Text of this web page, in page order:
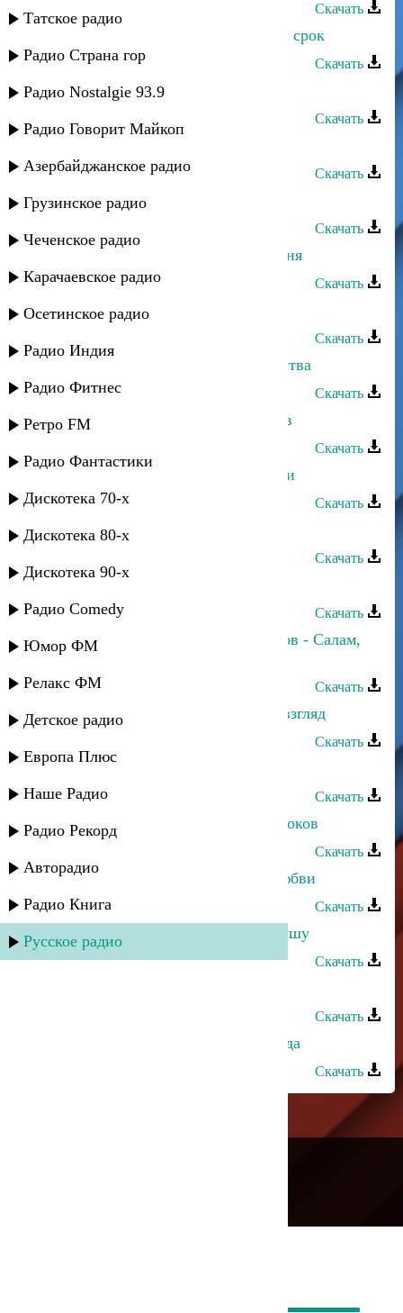
Татское радио
Радио Страна гор
Радио Nostalgie 93.9
Радио Говорит Майкоп
Азербайджанское радио
Грузинское радио
Чеченское радио
Карачаевское радио
Осетинское радио
Радио Индия
Радио Фитнес
Ретро FM
Радио Фантастики
Дискотека 70-х
Дискотека 80-х
Дискотека 90-х
Радио Comedy
Юмор ФМ
Релакс ФМ
Детское радио
Европа Плюс
Наше Радио
Радио Рекорд
Авторадио
Радио Книга
Русское радио
Скачать
Патимат Кагирова - Ты распечатал срок
Скачать
Патимат Кагирова - Моя душа
Скачать
Скачать
Патимат Кагирова - Свет надежды
Скачать
Патимат Кагирова - Звучи моя песня
Скачать
Патимат Кагирова - Долалай
Скачать
Патимат Кагирова - Остались чувства
Скачать
Патимат Кагирова - Про даргинцев
Скачать
Патимат Кагирова - За тобой пойти
Скачать
Патимат Кагирова - Уркилизи
Скачать
Скачать
Патимат Кагирова и Ринат Каримов - Салам,
даргинцы!
Скачать
Патимат Кагирова - Твой чистый взгляд
Скачать
Патимат Кагирова - Я не боюсь
Скачать
Патимат Кагирова - Матерям пророков
Скачать
Патимат Кагирова - Мгновения любви
Скачать
Патимат Кагирова - Согрей мне душу
Скачать
Скачать
Патимат Кагирова - Небесная звезда
Скачать